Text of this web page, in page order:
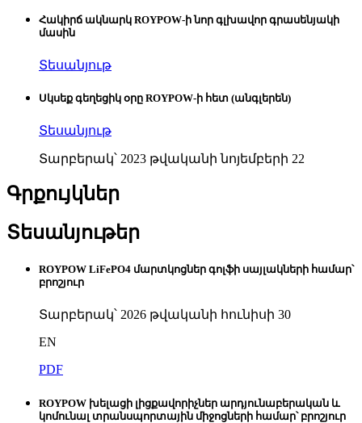
Հակիրճ ակնարկ ROYPOW-ի նոր գլխավոր գրասենյակի
մասին
Տեսանյութ
Սկսեք գեղեցիկ օրը ROYPOW-ի հետ (անգլերեն)
Տեսանյութ
Տարբերակ՝ 2023 թվականի նոյեմբերի 22
Գրքույկներ
Տեսանյութեր
ROYPOW LiFePO4 մարտկոցներ գոլֆի սայլակների համար՝
բրոշյուր
Տարբերակ՝ 2026 թվականի հունիսի 30
EN
PDF
ROYPOW խելացի լիցքավորիչներ արդյունաբերական և
կոմունալ տրանսպորտային միջոցների համար՝ բրոշյուր